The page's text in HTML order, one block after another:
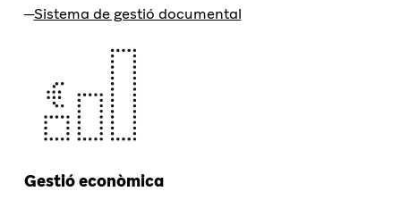
Sistema de gestió documental
Gestió econòmica